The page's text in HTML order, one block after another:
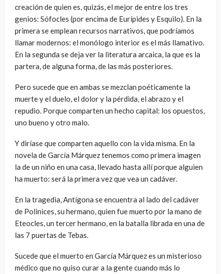
creación de quien es, quizás, el mejor de entre los tres
genios: Sófocles (por encima de Eurípides y Esquilo). En la
primera se emplean recursos narrativos, que podríamos
llamar modernos: el monólogo interior es el más llamativo.
En la segunda se deja ver la literatura arcaica, la que es la
partera, de alguna forma, de las más posteriores.
Pero sucede que en ambas se mezclan poéticamente la
muerte y el duelo, el dolor y la pérdida, el abrazo y el
repudio. Porque comparten un hecho capital: los opuestos,
uno bueno y otro malo.
Y diríase que comparten aquello con la vida misma. En la
novela de García Márquez tenemos como primera imagen
la de un niño en una casa, llevado hasta allí porque alguien
ha muerto: será la primera vez que vea un cadáver.
En la tragedia, Antígona se encuentra al lado del cadáver
de Polinices, su hermano, quien fue muerto por la mano de
Eteocles, un tercer hermano, en la batalla librada en una de
las 7 puertas de Tebas.
Sucede que el muerto en García Márquez es un misterioso
médico que no quiso curar a la gente cuando más lo